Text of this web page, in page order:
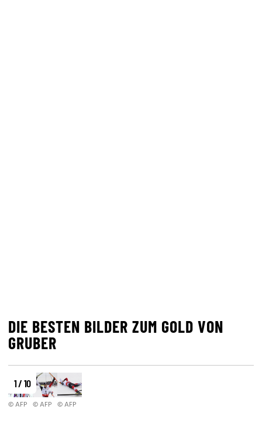
DIE BESTEN BILDER ZUM GOLD VON
GRUBER
1 / 10
© AFP © AFP © AFP